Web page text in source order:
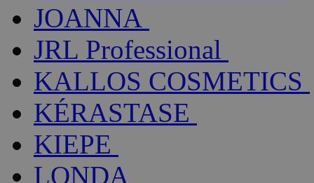
JOANNA
JRL Professional
KALLOS COSMETICS
KÉRASTASE
KIEPE
LONDA